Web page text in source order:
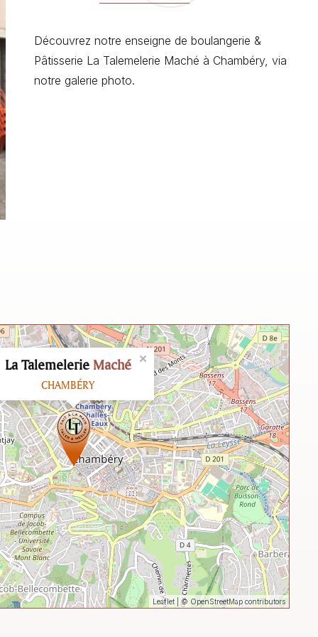
Découvrez notre enseigne de boulangerie &
Pâtisserie La Talemelerie Maché à Chambéry, via
notre galerie photo.
La Talemelerie Maché
CHAMBÉRY
×
Leaflet| © OpenStreetMap contributors